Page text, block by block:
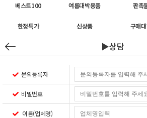
베스트100 여름대박용품 판촉
한정특가 신상품 구매
▶상담
문의등록자
비밀번호
이름(업체명)